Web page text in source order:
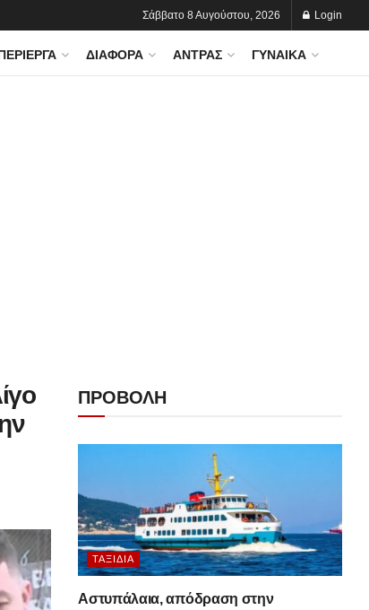
Σάββατο 8 Αυγούστου, 2026 Login
ΔΙΆΦΟΡΑ ΆΝΤΡΑΣ ΓΥΝΑΊΚΑ
ΠΡΟΒΟΛΗ
ΤΑΞΊΔΙΑ
Αστυπάλαια, απόδραση στην